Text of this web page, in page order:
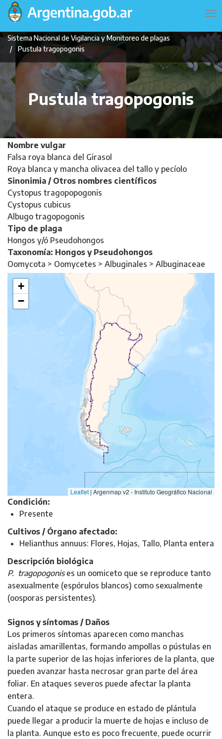
Pasar
contenido
principal
Navegación
principal
Sistema Nacional de Vigilancia y Monitoreo de plagas
Pustula tragopogonis
Pustula tragopogonis
Nombre vulgar
Falsa roya blanca del Girasol
Roya blanca y mancha olivacea del tallo y pecíolo
Sinonimia / Otros nombres científicos
Cystopus tragopopogonis
Cystopus cubicus
Albugo tragopogonis
Tipo de plaga
Hongos y/ó Pseudohongos
Taxonomía: Hongos y Pseudohongos
Oomycota > Oomycetes > Albuginales > Albuginaceae
+
−
Leaflet | Argenmap v2 - Instituto Geográfico Nacional
Condición:
Presente
Cultivos / Órgano afectado:
Helianthus annuus: Flores, Hojas, Tallo, Planta entera
Descripción biológica
P. tragopogonises un oomiceto que se reproduce tanto
asexualmente (espórulos blancos) como sexualmente
(oosporas persistentes).
Signos y síntomas / Daños
Los primeros síntomas aparecen como manchas
aisladas amarillentas, formando ampollas o pústulas en
la parte superior de las hojas inferiores de la planta, que
pueden avanzar hasta necrosar gran parte del área
foliar. En ataques severos puede afectar la planta
entera.
Cuando el ataque se produce en estado de plántula
puede llegar a producir la muerte de hojas e incluso de
la planta. Aunque esto es poco frecuente, puede ocurrir